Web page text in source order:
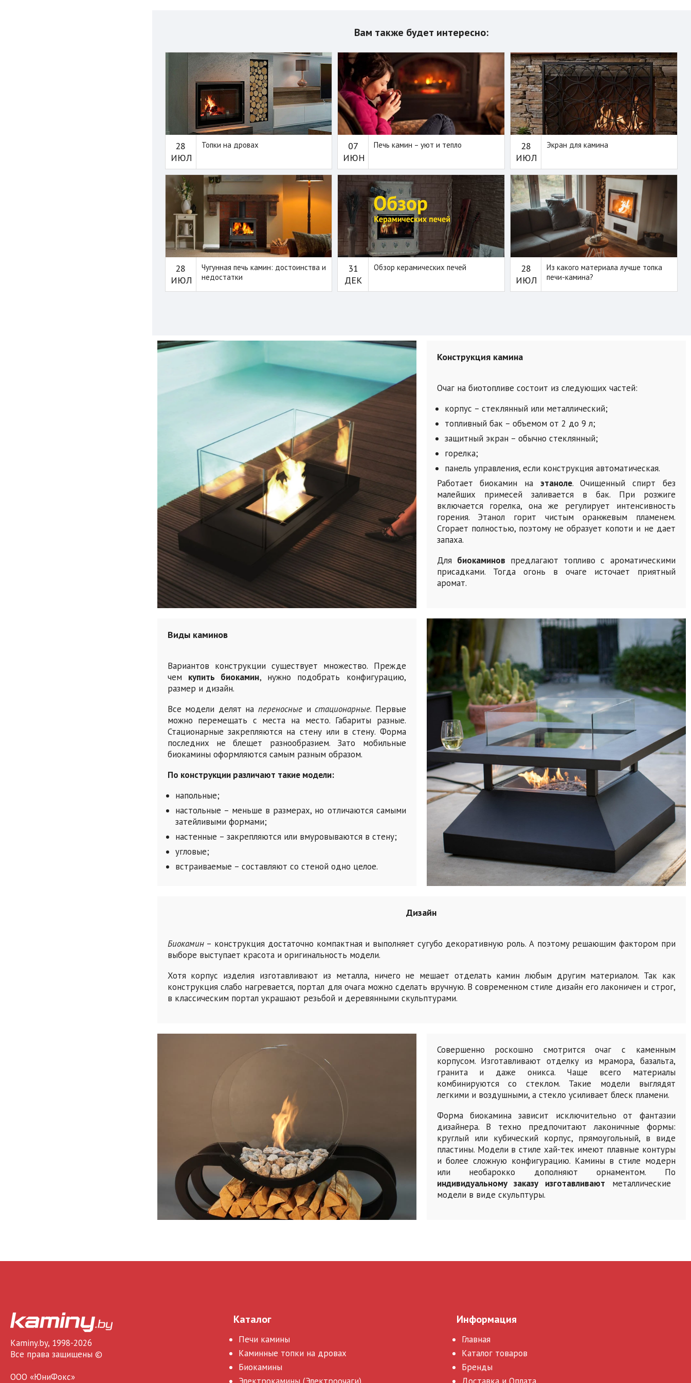
Вам также будет интересно:
28
ИЮЛ
Топки на дровах
07
ИЮН
Печь камин – уют и тепло
28
ИЮЛ
Экран для камина
28
ИЮЛ
Чугунная печь камин: достоинства и
недостатки
31
ДЕК
Обзор керамических печей
28
ИЮЛ
Из какого материала лучше топка
печи-камина?
Конструкция камина
Очаг на биотопливе состоит из следующих частей:
корпус – стеклянный или металлический;
топливный бак – объемом от 2 до 9 л;
защитный экран – обычно стеклянный;
горелка;
панель управления, если конструкция автоматическая.
Работает биокамин на этаноле. Очищенный спирт без
малейших примесей заливается в бак. При розжиге
включается горелка, она же регулирует интенсивность
горения. Этанол горит чистым оранжевым пламенем.
Сгорает полностью, поэтому не образует копоти и не дает
запаха.
Для биокаминов предлагают топливо с ароматическими
присадками. Тогда огонь в очаге источает приятный
аромат.
Виды каминов
Вариантов конструкции существует множество. Прежде
чем купить биокамин, нужно подобрать конфигурацию,
размер и дизайн.
Все модели делят на переносныеистационарные. Первые
можно перемещать с места на место. Габариты разные.
Стационарные закрепляются на стену или в стену. Форма
последних не блещет разнообразием. Зато мобильные
биокамины оформляются самым разным образом.
По конструкции различают такие модели:
напольные;
настольные – меньше в размерах, но отличаются самыми
затейливыми формами;
настенные – закрепляются или вмуровываются в стену;
угловые;
встраиваемые – составляют со стеной одно целое.
Дизайн
Биокамин– конструкция достаточно компактная и выполняет сугубо декоративную роль. А поэтому решающим фактором при
выборе выступает красота и оригинальность модели.
Хотя корпус изделия изготавливают из металла, ничего не мешает отделать камин любым другим материалом. Так как
конструкция слабо нагревается, портал для очага можно сделать вручную. В современном стиле дизайн его лаконичен и строг,
в классическим портал украшают резьбой и деревянными скульптурами.
Совершенно роскошно смотрится очаг с каменным
корпусом. Изготавливают отделку из мрамора, базальта,
гранита и даже оникса. Чаще всего материалы
комбинируются со стеклом. Такие модели выглядят
легкими и воздушными, а стекло усиливает блеск пламени.
Форма биокамина зависит исключительно от фантазии
дизайнера. В техно предпочитают лаконичные формы:
круглый или кубический корпус, прямоугольный, в виде
пластины. Модели в стиле хай-тек имеют плавные контуры
и более сложную конфигурацию. Камины в стиле модерн
или необарокко дополняют орнаментом. По
индивидуальному заказу изготавливают металлические
модели в виде скульптуры.
Kaminy.by, 1998-2026
Все права защищены ©
ООО «ЮниФокс»
Каталог
Печи камины
Каминные топки на дровах
Биокамины
Информация
Главная
Каталог товаров
Бренды